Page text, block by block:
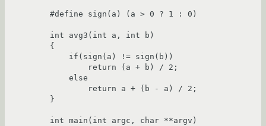
#define sign(a) (a > 0 ? 1 : 0)
int avg3(int a, int b)
{
}
int main(int argc, char **argv)